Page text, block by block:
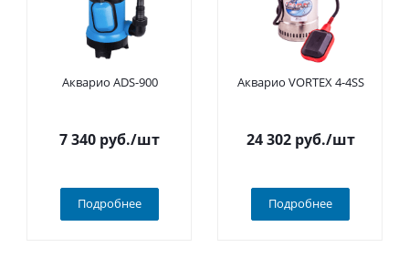
Акварио ADS-900
7 340 руб./шт
Подробнее
Акварио VORTEX 4-4SS
24 302руб./шт
Подробнее